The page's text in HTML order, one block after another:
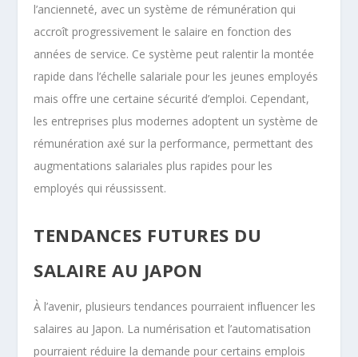
l’ancienneté, avec un système de rémunération qui
accroît progressivement le salaire en fonction des
années de service. Ce système peut ralentir la montée
rapide dans l’échelle salariale pour les jeunes employés
mais offre une certaine sécurité d’emploi. Cependant,
les entreprises plus modernes adoptent un système de
rémunération axé sur la performance, permettant des
augmentations salariales plus rapides pour les
employés qui réussissent.
TENDANCES FUTURES DU
SALAIRE AU JAPON
À l’avenir, plusieurs tendances pourraient influencer les
salaires au Japon. La numérisation et l’automatisation
pourraient réduire la demande pour certains emplois